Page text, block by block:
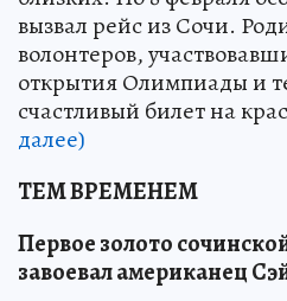
вызвал рейс из Сочи.
волонтеров,
открытия Олимпиады и
счастливый билет на
далее)
ТЕМ ВРЕМЕНЕМ
Первое золото
завоевал американец